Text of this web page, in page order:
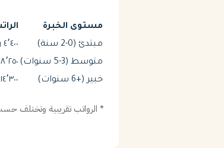
مستوى الخبرة
مبتدئ (0-2 سنة)
٤٬٤٠٠ ريال
متوسط (3-5 سنوات)
٨٬٢٥٠ ريال
خبير (+6 سنوات)
١٤٬٣٠٠ ريال
* الرواتب تقريبية وتختلف